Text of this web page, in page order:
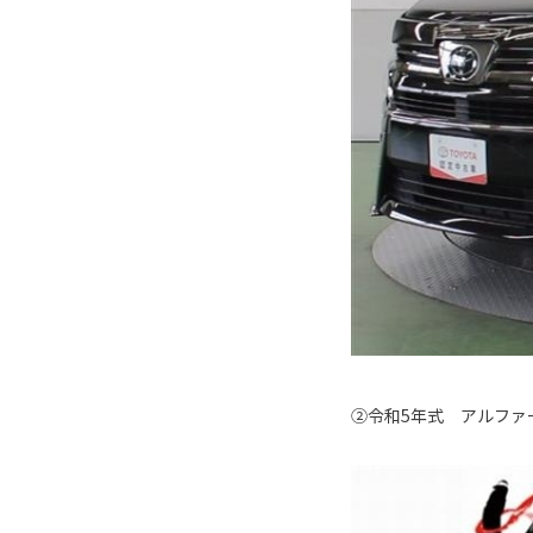
②令和5年式 アルフ